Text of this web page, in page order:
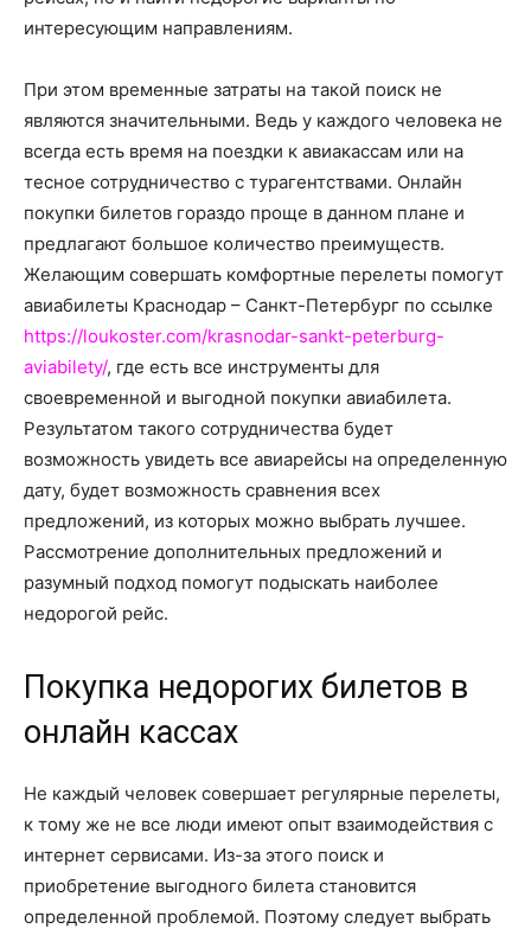
нем
интересующим направлениям.
При этом временные затраты на такой поиск не
являются значительными. Ведь у каждого человека не
всегда есть время на поездки к авиакассам или на
тесное сотрудничество с турагентствами. Онлайн
покупки билетов гораздо проще в данном плане и
предлагают большое количество преимуществ.
Желающим совершать комфортные перелеты помогут
авиабилеты Краснодар – Санкт-Петербург по ссылке
https://loukoster.com/krasnodar-sankt-peterburg-
aviabilety/, где есть все инструменты для
своевременной и выгодной покупки авиабилета.
Результатом такого сотрудничества будет
возможность увидеть все авиарейсы на определенную
дату, будет возможность сравнения всех
предложений, из которых можно выбрать лучшее.
Рассмотрение дополнительных предложений и
разумный подход помогут подыскать наиболее
недорогой рейс.
Покупка недорогих билетов в
онлайн кассах
Не каждый человек совершает регулярные перелеты,
к тому же не все люди имеют опыт взаимодействия с
интернет сервисами. Из-за этого поиск и
приобретение выгодного билета становится
определенной проблемой. Поэтому следует выбрать